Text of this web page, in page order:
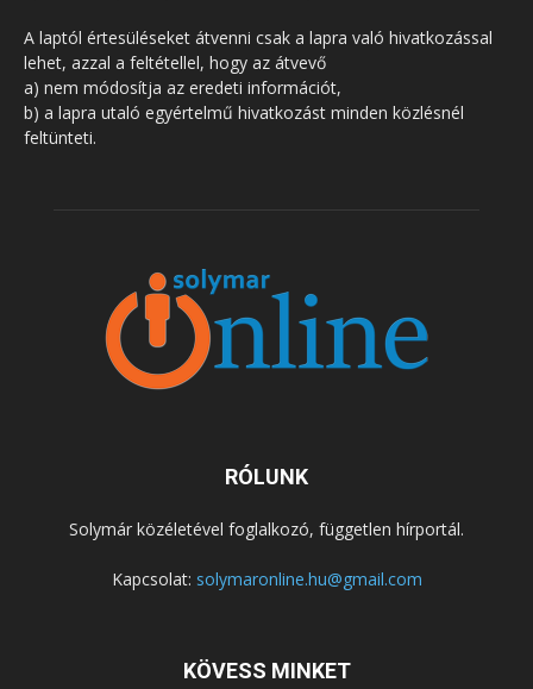
A laptól értesüléseket átvenni csak a lapra való hivatkozással
lehet, azzal a feltétellel, hogy az átvevő
a) nem módosítja az eredeti információt,
b) a lapra utaló egyértelmű hivatkozást minden közlésnél
feltünteti.
RÓLUNK
Solymár közéletével foglalkozó, független hírportál.
Kapcsolat: solymaronline.hu@gmail.com
KÖVESS MINKET